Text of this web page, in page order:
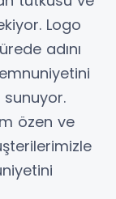
Logo
adını
özen ve